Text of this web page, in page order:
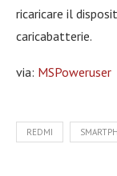
ricaricare il
caricabatterie.
via: MSPoweruser
REDMI